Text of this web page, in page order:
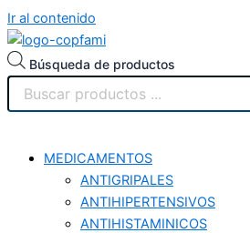
Ir al contenido
Búsqueda de productos
MEDICAMENTOS
ANTIGRIPALES
ANTIHIPERTENSIVOS
ANTIHISTAMINICOS